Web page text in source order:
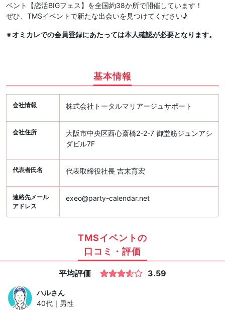
ベント【恋活BIGフェス】を全国約38か所で開催しています！
ぜひ、TMSイベントで新たな出会いを見つけてください♪
※オミカレでの会員登録にあたっては本人確認が必要となります。
基本情報
会社情報 株式会社トータルマリアージュサポート
会社住所
大阪市中央区西心斎橋2-2-7 御堂筋ジュンアシ
ダビル7F
代表者氏名 代表取締役社長 吉末育宏
連絡先メール
アドレス
exeo@party-calendar.net
TMSイベントの
口コミ・評価
平均評価 3.59
ハルさん
40代｜男性